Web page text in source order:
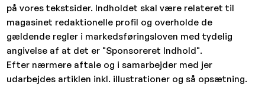
på vores tekstsider. Indholdet skal være relateret til
magasinet redaktionelle profil og overholde de
gældende regler i markedsføringsloven med tydelig
angivelse af at det er "Sponsoreret Indhold".
Efter nærmere aftale og i samarbejder med jer
udarbejdes artiklen inkl. illustrationer og så opsætning.